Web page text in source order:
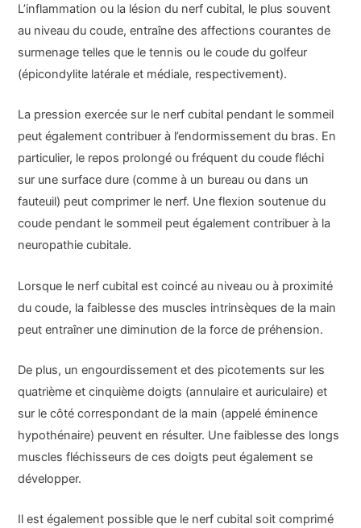
L’inflammation ou la lésion du nerf cubital, le plus souvent
au niveau du coude, entraîne des affections courantes de
surmenage telles que le tennis ou le coude du golfeur
(épicondylite latérale et médiale, respectivement).
La pression exercée sur le nerf cubital pendant le sommeil
peut également contribuer à l’endormissement du bras. En
particulier, le repos prolongé ou fréquent du coude fléchi
sur une surface dure (comme à un bureau ou dans un
fauteuil) peut comprimer le nerf. Une flexion soutenue du
coude pendant le sommeil peut également contribuer à la
neuropathie cubitale.
Lorsque le nerf cubital est coincé au niveau ou à proximité
du coude, la faiblesse des muscles intrinsèques de la main
peut entraîner une diminution de la force de préhension.
De plus, un engourdissement et des picotements sur les
quatrième et cinquième doigts (annulaire et auriculaire) et
sur le côté correspondant de la main (appelé éminence
hypothénaire) peuvent en résulter. Une faiblesse des longs
muscles fléchisseurs de ces doigts peut également se
développer.
Il est également possible que le nerf cubital soit comprimé